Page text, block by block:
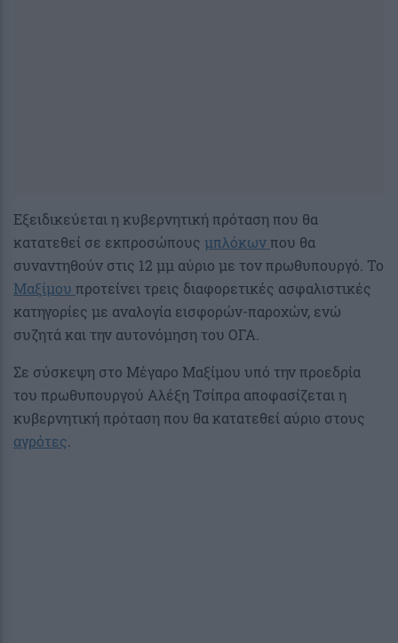
Εξειδικεύεται η κυβερνητική πρόταση που θα
κατατεθεί σε εκπροσώπους μπλόκων που θα
συναντηθούν στις 12 μμ αύριο με τον πρωθυπουργό. Το
Μαξίμου προτείνει τρεις διαφορετικές ασφαλιστικές
κατηγορίες με αναλογία εισφορών-παροχών, ενώ
συζητά και την αυτονόμηση του ΟΓΑ.
Σε σύσκεψη στο Μέγαρο Μαξίμου υπό την προεδρία
του πρωθυπουργού Αλέξη Τσίπρα αποφασίζεται η
κυβερνητική πρόταση που θα κατατεθεί αύριο στους
αγρότες.